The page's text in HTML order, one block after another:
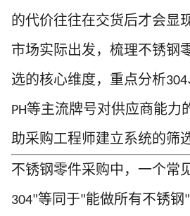
的代价往往在交货后才会显
市场实际出发，梳理不锈钢
选的核心维度，重点分析304
PH等主流牌号对供应商能力
助采购工程师建立系统的筛
不锈钢零件采购中，一个常
304"等同于"能做所有不锈钢 "